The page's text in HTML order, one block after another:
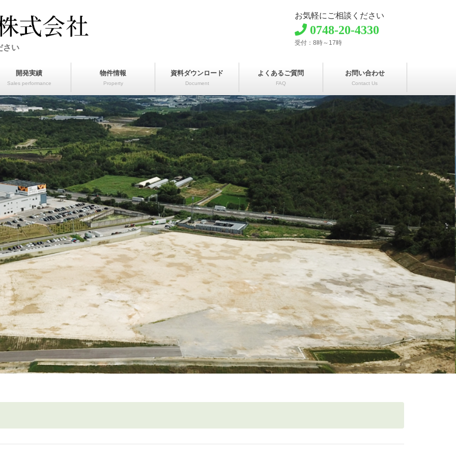
さい
お気軽にご相談ください
0748-20-4330
受付：8時～17時
開発実績
Sales performance
物件情報
Property
資料ダウンロード
Document
よくあるご質問
FAQ
お問い合わせ
Contact Us